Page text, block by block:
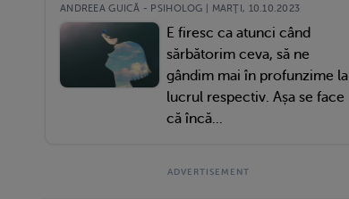
ANDREEA GUICĂ - PSIHOLOG | MARŢI, 10.10.2023
E firesc ca atunci când
sărbătorim ceva, să ne
gândim mai în profunzime la
lucrul respectiv. Așa se face
că încă...